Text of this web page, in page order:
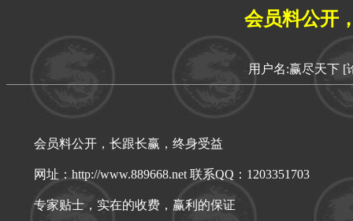
会员料公开
用户名:赢尽天下 [
会员料公开，长跟长赢，终身受益
网址：http://www.889668.net 联系QQ：1203351703
专家贴士，实在的收费，赢利的保证